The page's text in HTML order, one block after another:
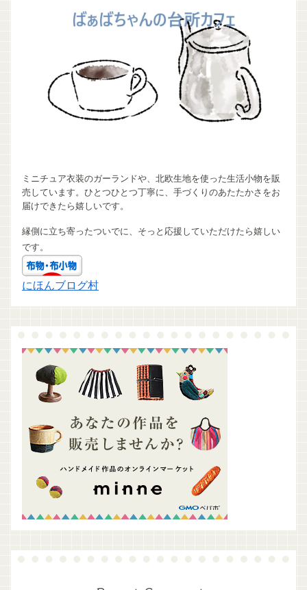
ミニチュア衣装のガーランドや、北欧生地を使った生活小物を販
売しています。ひとつひとつ丁寧に、手づくりのあたたかさをお
届けできたら嬉しいです。
縁側に立ち寄ったついでに、そっと応援していただけたら嬉しい
です。
にほんブログ村